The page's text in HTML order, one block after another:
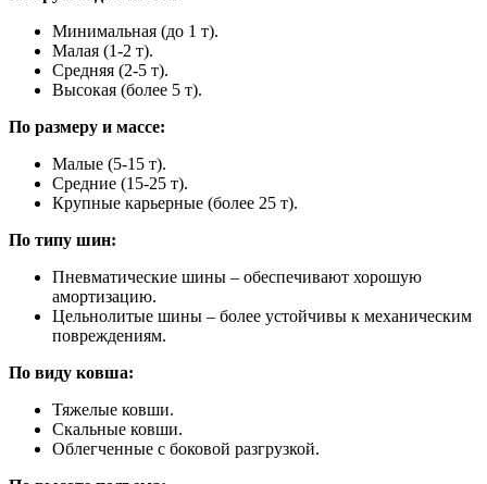
Минимальная (до 1 т).
Малая (1-2 т).
Средняя (2-5 т).
Высокая (более 5 т).
По размеру и массе:
Малые (5-15 т).
Средние (15-25 т).
Крупные карьерные (более 25 т).
По типу шин:
Пневматические шины – обеспечивают хорошую
амортизацию.
Цельнолитые шины – более устойчивы к механическим
повреждениям.
По виду ковша:
Тяжелые ковши.
Скальные ковши.
Облегченные с боковой разгрузкой.